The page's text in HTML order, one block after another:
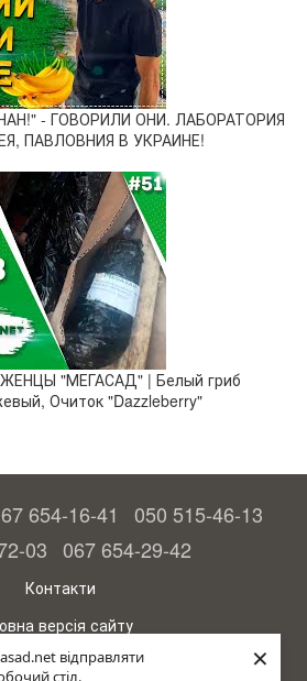
відправляти
стіл.
×
- ГОВОРИЛИ ОНИ. ЛАБОРАТОРИЯ
ПАВЛОВНИЯ В УКРАИНЕ!
"МЕГАСАД" | Белый гриб
Очиток "Dazzleberry"
654-16-41
050 515-46-13
03 067 654-29-42
Контакти
версія сайту
© 2015—2026